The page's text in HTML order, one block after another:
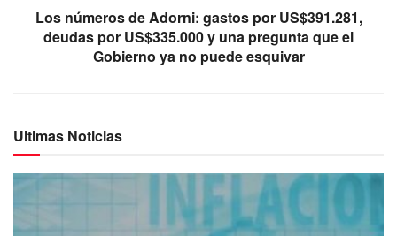
Los números de Adorni: gastos por US$391.281,
deudas por US$335.000 y una pregunta que el
Gobierno ya no puede esquivar
Ultimas Noticias